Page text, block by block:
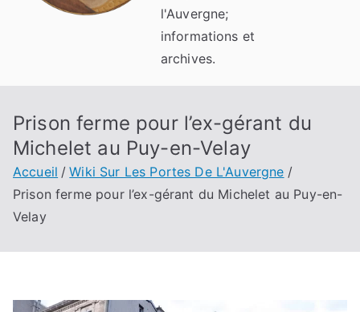
l'Auvergne;
informations et
archives.
Prison ferme pour l’ex-gérant du
Michelet au Puy-en-Velay
Accueil
Wiki Sur Les Portes De L'Auvergne
Prison ferme pour l’ex-gérant du Michelet au Puy-en-
Velay